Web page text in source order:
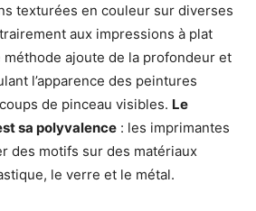
texturées en couleur sur diverses
aux impressions à plat
ajoute de la profondeur et
l’apparence des peintures
de pinceau visibles. Le
sa polyvalence : les imprimantes
des motifs sur des matériaux
le verre et le métal.